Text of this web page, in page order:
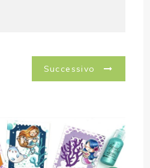
Successivo